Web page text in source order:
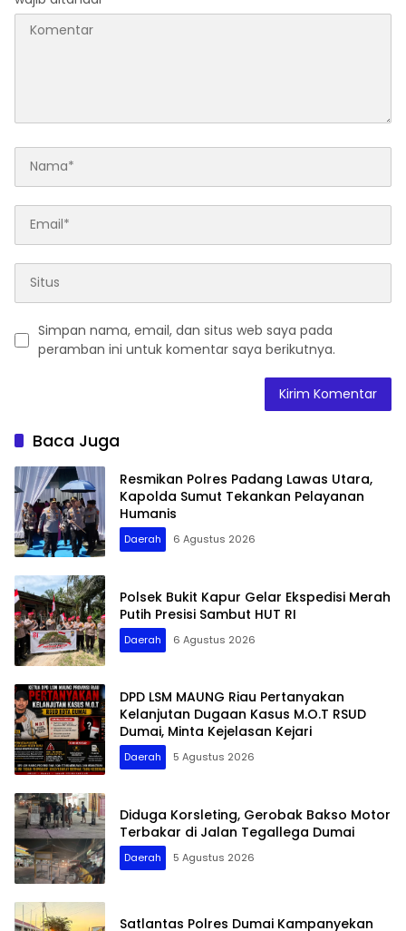
Simpan nama, email, dan situs web saya pada
peramban ini untuk komentar saya berikutnya.
Baca Juga
Resmikan Polres Padang Lawas Utara,
Kapolda Sumut Tekankan Pelayanan
Humanis
Daerah 6 Agustus 2026
Polsek Bukit Kapur Gelar Ekspedisi Merah
Putih Presisi Sambut HUT RI
Daerah 6 Agustus 2026
DPD LSM MAUNG Riau Pertanyakan
Kelanjutan Dugaan Kasus M.O.T RSUD
Dumai, Minta Kejelasan Kejari
Daerah 5 Agustus 2026
Diduga Korsleting, Gerobak Bakso Motor
Terbakar di Jalan Tegallega Dumai
Daerah 5 Agustus 2026
Satlantas Polres Dumai Kampanyekan